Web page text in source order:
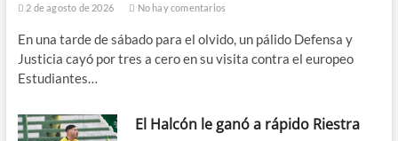
2 de agosto de 2026 No hay comentarios
En una tarde de sábado para el olvido, un pálido Defensa y
Justicia cayó por tres a cero en su visita contra el europeo
Estudiantes…
El Halcón le ganó a rápido Riestra